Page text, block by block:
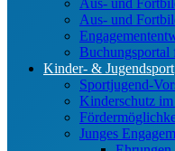
Aus- und
Aus- und
Buchungsportal
Kinder- & Jugendsport
Sportjugend-
Kinderschutz
Junges